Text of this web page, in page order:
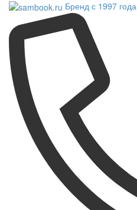
Бренд с 1997 года